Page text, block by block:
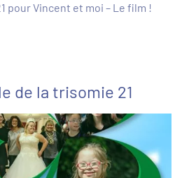
pour Vincent et moi – Le film !
de la trisomie 21